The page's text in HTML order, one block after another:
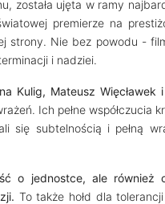
została ujęta w ramy
premierze na
strony. Nie bez powodu -
i nadziei.
Kulig, Mateusz Więcławek i
Ich pełne współczucia
się subtelnością i pełną
o jednostce, ale również
To także hołd dla